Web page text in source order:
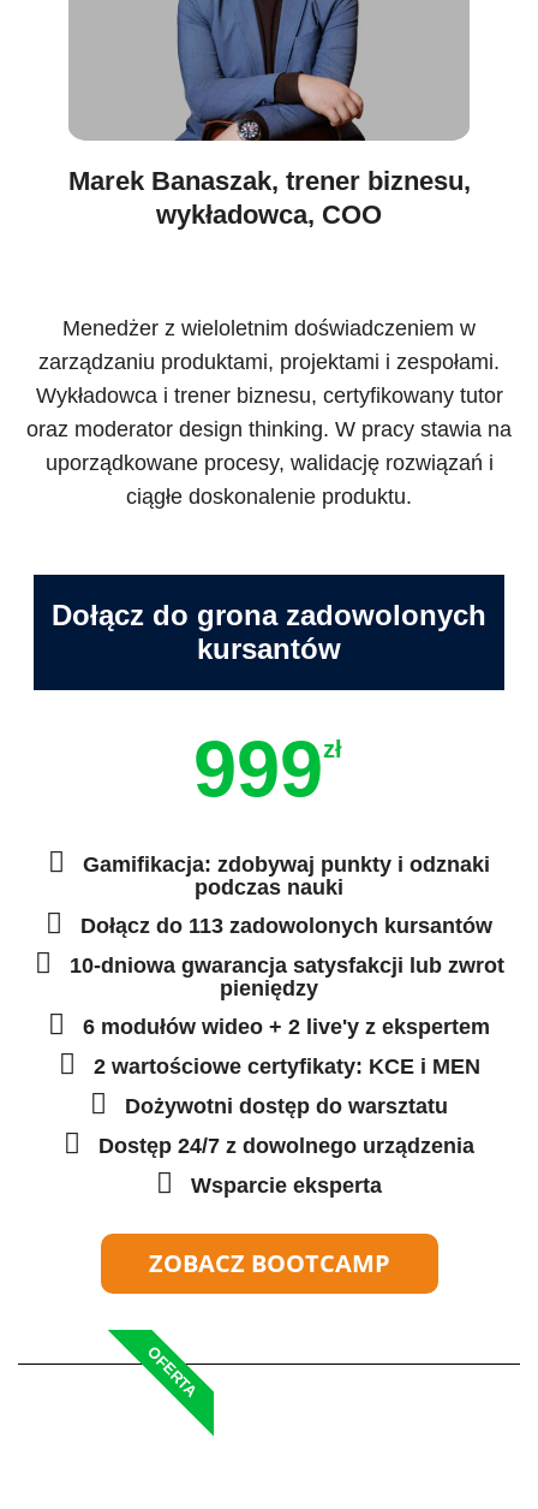
Marek Banaszak, trener biznesu,
wykładowca, COO
Menedżer z wieloletnim doświadczeniem w
zarządzaniu produktami, projektami i zespołami.
Wykładowca i trener biznesu, certyfikowany tutor
oraz moderator design thinking. W pracy stawia na
uporządkowane procesy, walidację rozwiązań i
ciągłe doskonalenie produktu.
Dołącz do grona zadowolonych
kursantów
999zł
Gamifikacja: zdobywaj punkty i odznaki
podczas nauki
Dołącz do 113 zadowolonych kursantów
10-dniowa gwarancja satysfakcji lub zwrot
pieniędzy
6 modułów wideo + 2 live'y z ekspertem
2 wartościowe certyfikaty: KCE i MEN
Dożywotni dostęp do warsztatu
Dostęp 24/7 z dowolnego urządzenia
Wsparcie eksperta
ZOBACZ BOOTCAMP
OFERTA